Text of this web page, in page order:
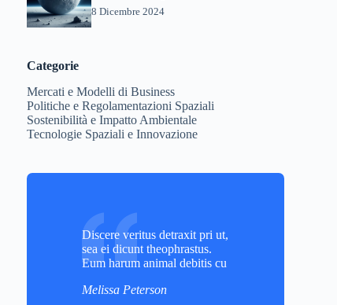
8 Dicembre 2024
Categorie
Mercati e Modelli di Business
Politiche e Regolamentazioni Spaziali
Sostenibilità e Impatto Ambientale
Tecnologie Spaziali e Innovazione
Discere veritus detraxit pri ut,
sea ei dicunt theophrastus.
Eum harum animal debitis cu
Melissa Peterson